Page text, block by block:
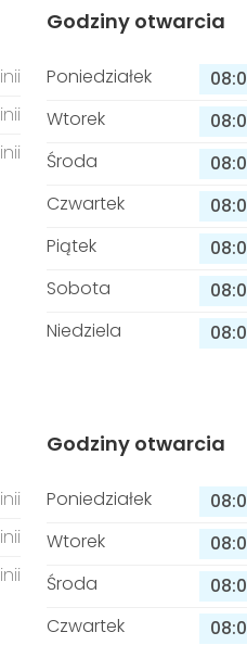
Godziny otwarcia
Poniedziałek
Wtorek
Środa
Czwartek
Piątek
Sobota
Niedziela
Godziny otwarcia
Poniedziałek
Wtorek
Środa
Czwartek